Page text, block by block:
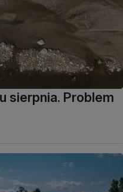
sierpnia. Problem